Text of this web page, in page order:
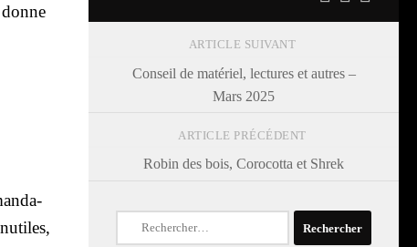
ARTICLE SUIVANT
Conseil de matériel, lectures et autres –
Mars 2025
ARTICLE PRÉCÉDENT
Robin des bois, Corocotta et Shrek
Rechercher :